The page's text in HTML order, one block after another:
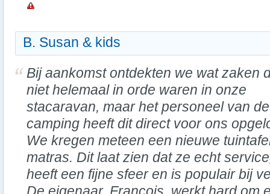
B. Susan & kids
Bij aankomst ontdekten we wat zaken
niet helemaal in orde waren in onze
stacaravan, maar het personeel van de
camping heeft dit direct voor ons
We kregen meteen een nieuwe
matras. Dit laat zien dat ze echt
heeft een fijne sfeer en is populair bij